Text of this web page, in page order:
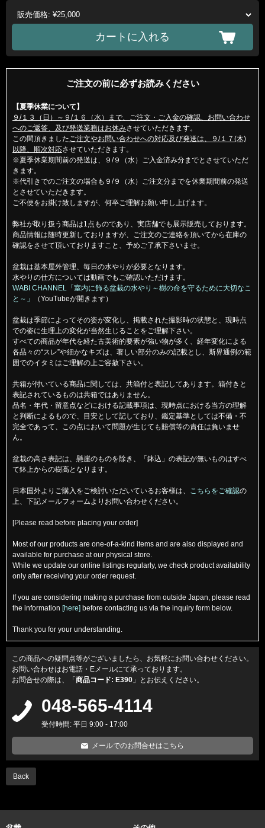
ご注文の前に必ずお読みください
【夏季休業について】
９/１３（日）～９/１６（水）まで、ご注文・ご入金の確認、お問い合わせ
へのご返答、及び発送業務はお休みさせていただきます。
この間頂きました ご注文やお問い合わせへの対応及び発送は、９/１７(木)
以降、順次対応させていただきます。
※夏季休業期間前の発送は、９/９（水）ご入金済み分までとさせていただ
きます。
※代引きでのご注文の場合も９/９（水）ご注文分までを休業期間前の発送
とさせていただきます。
ご不便をお掛け致しますが、何卒ご理解お願い申し上げます。
弊社が取り扱う商品は1点ものであり、実店舗でも展示販売しております。
商品情報は随時更新しておりますが、ご注文のご連絡を頂いてから在庫の
確認をさせて頂いておりますこと、予めご了承下さいませ。
盆栽は基本屋外管理、毎日の水やりが必要となります。
水やりの仕方については動画でもご確認いただけます。
WABI CHANNEL「室内に飾る盆栽の水やり～樹の命を守るために大切なこ
と～」
（YouTubeが開きます）
盆栽は季節によってその姿が変化し、掲載された撮影時の状態と、現時点
での姿に生理上の変化が当然生じることをご理解下さい。
すべての商品が年代を経た古美術的要素が強い物が多く、経年変化による
各品々の“スレ”や細かなキズは、著しい部分のみの記載とし、斯界通例の範
囲でのイタミはご理解の上ご容赦下さい。
共箱が付いている商品に関しては、共箱付と表記してあります。箱付きと
表記されているものは共箱ではありません。
品名・年代・留意点などにおける記載事項は、現時点における当方の理解
と判断によるもので、目安として記しており、鑑定基準としては不備・不
完全であって、この点において問題が生じても賠償等の責任は負いませ
ん。
盆栽の高さ表記は、懸崖のものを除き、「鉢込」の表記が無いものはすべ
て鉢上からの樹高となります。
日本国外よりご購入をご検討いただいているお客様は、 こちらをご確認の
上、下記メールフォームよりお問い合わせください。
[Please read before placing your order]
Most of our products are one-of-a-kind items and are also displayed and
available for purchase at our physical store.
While we update our online listings regularly, we check product availability
only after receiving your order request.
If you are considering making a purchase from outside Japan, please read
the information [here] before contacting us via the inquiry form below.
Thank you for your understanding.
この商品への疑問点等がございましたら、お気軽にお問い合わせください。
お問い合わせはお電話・Eメールにて承っております。
お問合せの際は、「商品コード: E390 」とお伝えください。
048-565-4114
受付時間: 平日 9:00 - 17:00
メールでのお問合せはこちら
Back